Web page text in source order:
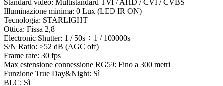
Standard video: Multistandard TVI / AHD / CVI / CVBS
Illuminazione minima: 0 Lux (LED IR ON)
Tecnologia: STARLIGHT
Ottica: Fissa 2,8
Electronic Shutter: 1 / 50s ÷ 1 / 100000s
S/N Ratio: >52 dB (AGC off)
Frame rate: 30 fps
Max estensione connessione RG59: Fino a 300 metri
Funzione True Day&Night: Sì
BLC: Sì